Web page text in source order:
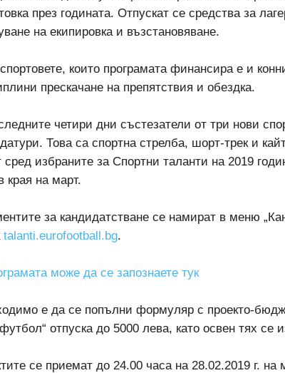
през годината. Отпускат се средства за
на екипировка и възстановяване.
които програмата финансира е и
прескачане на препятствия и обездка.
четири дни състезатели от три нови
Това са спортна стрелба, шорт-трек и
сред избраните за Спортни таланти на 2019
края на март.
за кандидатстване се намират в меню
talanti.eurofootball.bg.
може да се запознаете тук
е да се попълни формуляр с проекто-
отпуска до 5000 лева, като освен тях се
се приемат до 24.00 часа на 28.02.2019 г.